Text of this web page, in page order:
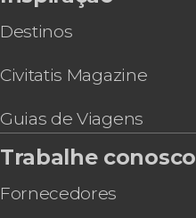
Destinos
Civitatis Magazine
Guias de Viagens
Trabalhe conosco
Fornecedores